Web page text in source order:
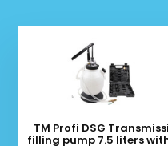
TM Profi DSG
filling pump 7.5 liters